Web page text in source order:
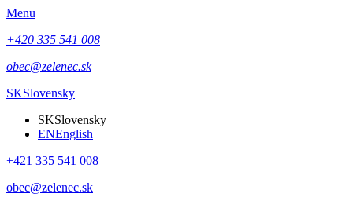
Menu
+420 335 541 008
obec@zelenec.sk
SKSlovensky
SKSlovensky
ENEnglish
+421 335 541 008
obec@zelenec.sk